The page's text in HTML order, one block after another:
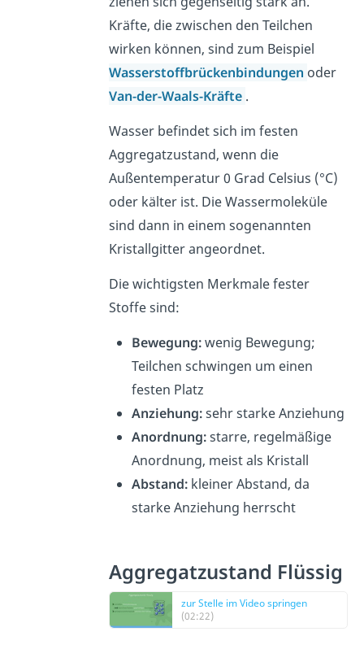
Kräfte, die zwischen den Teilchen
wirken können, sind zum Beispiel
Wasserstoffbrückenbindungen oder
Van-der-Waals-Kräfte .
Wasser befindet sich im festen
Aggregatzustand, wenn die
Außentemperatur 0 Grad Celsius (°C)
oder kälter ist. Die Wassermoleküle
sind dann in einem sogenannten
Kristallgitter angeordnet.
Die wichtigsten Merkmale fester
Stoffe sind:
Bewegung:wenig Bewegung;
Teilchen schwingen um einen
festen Platz
Anziehung:sehr starke Anziehung
Anordnung:starre, regelmäßige
Anordnung, meist als Kristall
Abstand: kleiner Abstand, da
starke Anziehung herrscht
Aggregatzustand Flüssig
zur Stelle im Video springen
(02:22)